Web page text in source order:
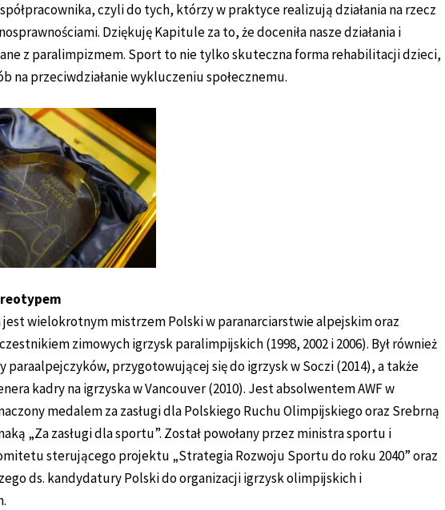
czyli do tych, którzy w praktyce realizują działania na rzecz
Dziękuję Kapitule za to, że doceniła nasze działania i
z paralimpizmem. Sport to nie tylko skuteczna forma rehabilitacji dzieci,
na przeciwdziałanie wykluczeniu społecznemu.
jest wielokrotnym mistrzem Polski w paranarciarstwie alpejskim oraz
zimowych igrzysk paralimpijskich (1998, 2002 i 2006). Był również
paraalpejczyków, przygotowującej się do igrzysk w Soczi (2014), a także
kadry na igrzyska w Vancouver (2010). Jest absolwentem AWF w
medalem za zasługi dla Polskiego Ruchu Olimpijskiego oraz Srebrną
„Za zasługi dla sportu”. Został powołany przez ministra sportu i
sterującego projektu „Strategia Rozwoju Sportu do roku 2040” oraz
ds. kandydatury Polski do organizacji igrzysk olimpijskich i